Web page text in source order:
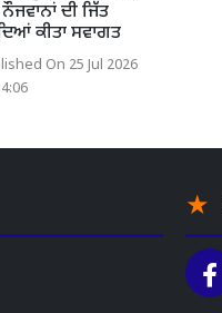
ਦੀ ਜਿੱਤ
ਕੀਤਾ ਸਵਾਗਤ
On 25 Jul 2026